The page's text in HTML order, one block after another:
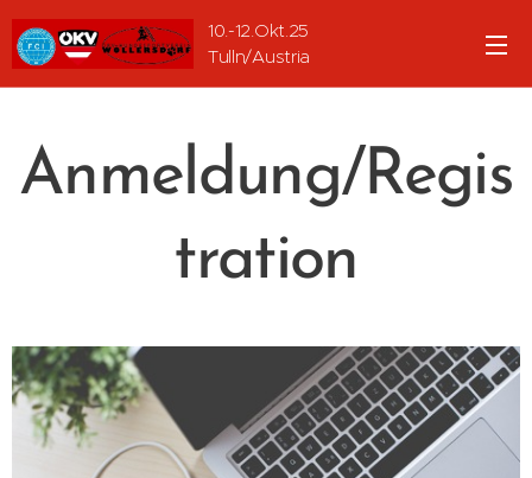
10.-12.Okt.25
Tulln/Austria
Anmeldung/Regis
tration